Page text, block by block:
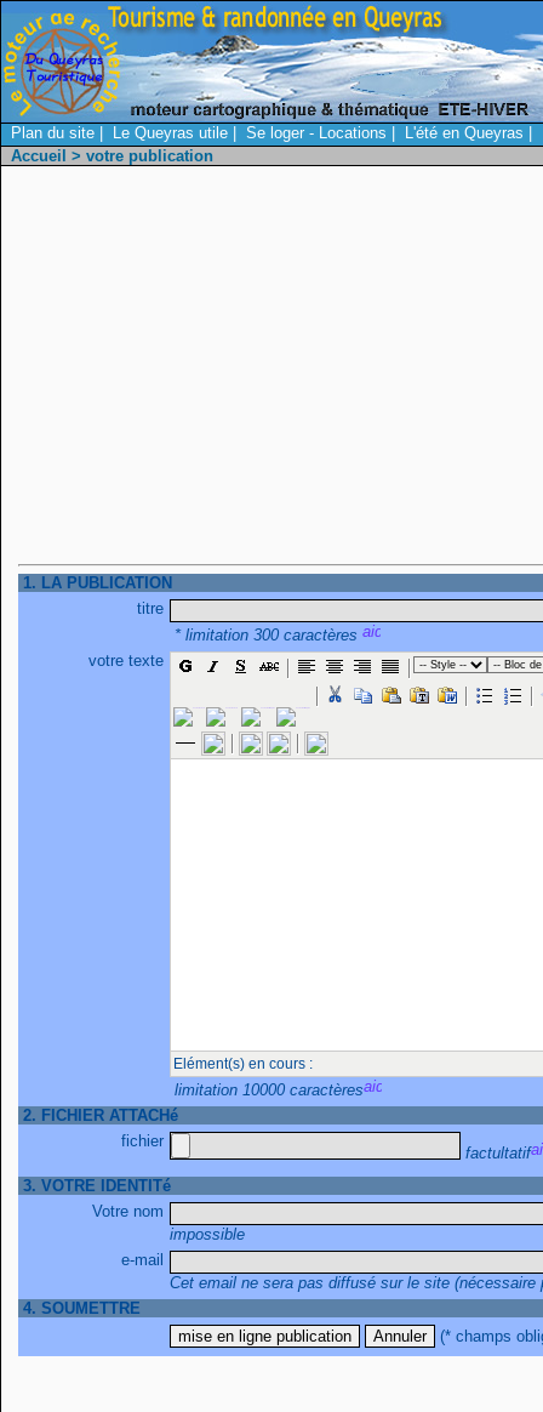
Plan du site| Le Queyras utile| Se loger - Locations L'été en Queyras
Accueil > votre publication
1. LA PUBLICATION
titre
* limitation 300 caractères
votre texte
Elément(s) en cours :
limitation 10000 caractères
2. FICHIER ATTACHé
fichier
factultatif
3. VOTRE IDENTITé
Votre nom
impossible
e-mail
Cet email ne sera pas diffusé sur le site
4. SOUMETTRE
(* champs